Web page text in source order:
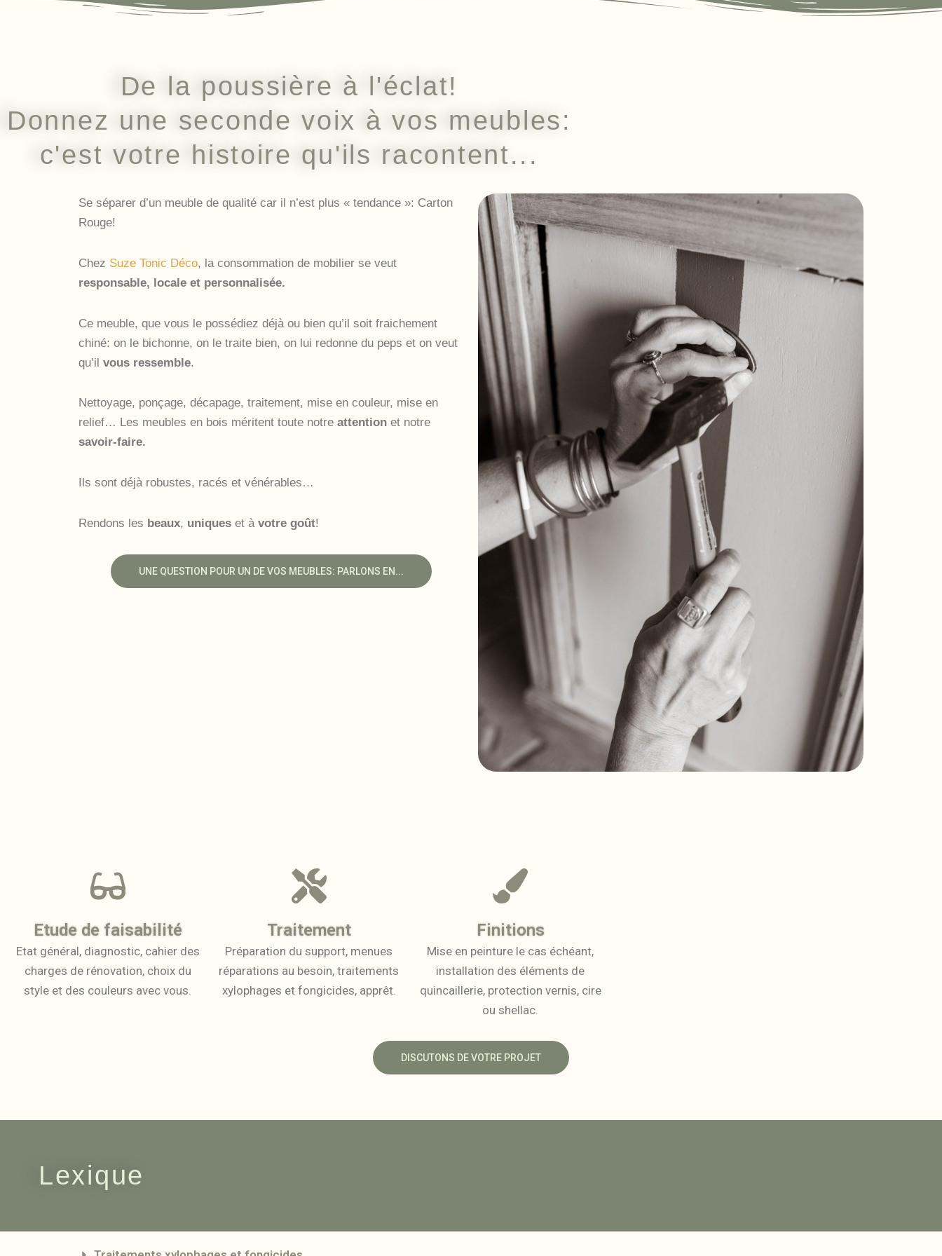
De la poussière à l'éclat!
Donnez une seconde voix à vos meubles:
c'est votre histoire qu'ils racontent...
Se séparer d’un meuble de qualité car il n’est plus « tendance »: Carton
Rouge!
Chez Suze Tonic Déco, la consommation de mobilier se veut
responsable, locale et personnalisée.
Ce meuble, que vous le possédiez déjà ou bien qu’il soit fraichement
chiné: on le bichonne, on le traite bien, on lui redonne du peps et on veut
qu’il vous ressemble.
Nettoyage, ponçage, décapage, traitement, mise en couleur, mise en
relief… Les meubles en bois méritent toute notre attention et notre
savoir-faire.
Ils sont déjà robustes, racés et vénérables…
Rendons les beaux, uniques et à votre goût!
UNE QUESTION POUR UN DE VOS MEUBLES: PARLONS EN...
Etude de faisabilité
Etat général, diagnostic, cahier des
charges de rénovation, choix du
style et des couleurs avec vous.
Traitement
Préparation du support, menues
réparations au besoin, traitements
xylophages et fongicides, apprêt.
Finitions
Mise en peinture le cas échéant,
installation des éléments de
quincaillerie, protection vernis, cire
ou shellac.
DISCUTONS DE VOTRE PROJET
Lexique